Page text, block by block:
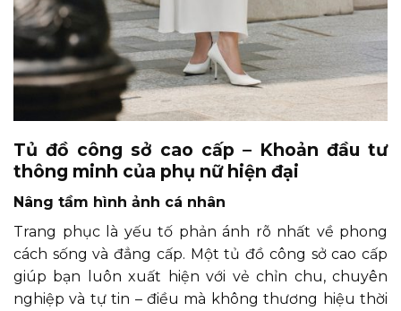
Tủ đồ công sở cao cấp – Khoản đầu tư
thông minh của phụ nữ hiện đại
Nâng tầm hình ảnh cá nhân
Trang phục là yếu tố phản ánh rõ nhất về phong
cách sống và đẳng cấp. Một tủ đồ công sở cao cấp
giúp bạn luôn xuất hiện với vẻ chỉn chu, chuyên
nghiệp và tự tin – điều mà không thương hiệu thời